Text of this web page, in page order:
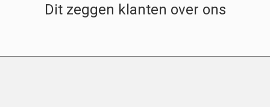
Dit zeggen klanten over ons